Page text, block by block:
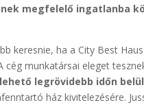
megfelelő ingatlanba
keresnie, ha a City Best
cég munkatársai eleget
legrövidebb időn belül
ház kivitelezésére.